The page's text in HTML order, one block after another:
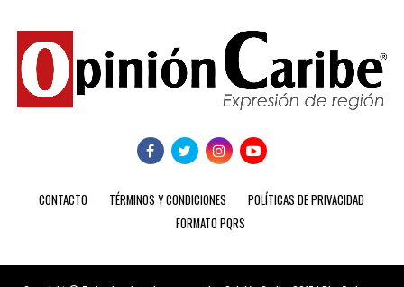
CONTACTO TÉRMINOS Y CONDICIONES
POLÍTICAS DE PRIVACIDAD
FORMATO PQRS